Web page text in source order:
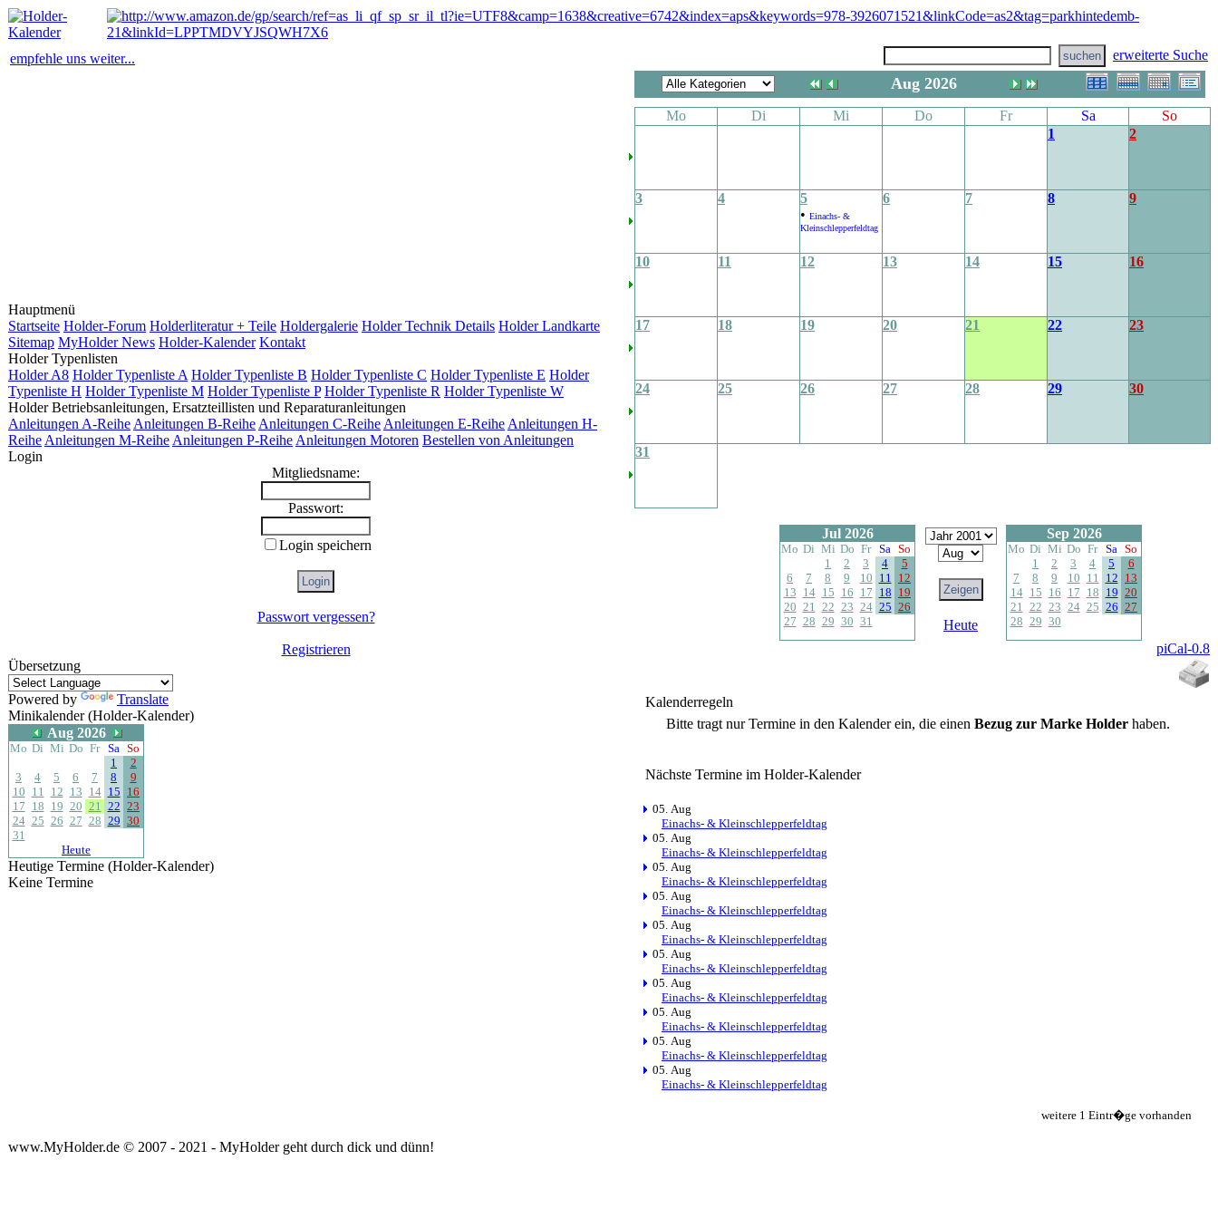
empfehle uns weiter... erweiterte Suche
Hauptmenü
Startseite Holder-Forum Holderliteratur + Teile Holdergalerie Holder Technik Details Holder Landkarte
Sitemap MyHolder News Holder-Kalender Kontakt
Holder Typenlisten
Holder A8 Holder Typenliste A Holder Typenliste B Holder Typenliste C Holder Typenliste E Holder
Typenliste H Holder Typenliste M Holder Typenliste P Holder Typenliste R Holder Typenliste W
Holder Betriebsanleitungen, Ersatzteillisten und Reparaturanleitungen
Anleitungen A-Reihe Anleitungen B-Reihe Anleitungen C-Reihe Anleitungen E-Reihe Anleitungen H-
Reihe Anleitungen M-Reihe Anleitungen P-Reihe Anleitungen Motoren Bestellen von Anleitungen
Login
Mitgliedsname:
Passwort:
Login speichern
Passwort vergessen?
Registrieren
Übersetzung
Powered by
Translate
Minikalender (Holder-Kalender)
Aug 2026
Mo Di Mi Do Fr Sa So
1
2
3
4 5 6 7 8
9
10 11 12 13 14 15 16
17 18 19 20 21 22 23
24 25 26 27 28 29 30
31
Heute
Heutige Termine (Holder-Kalender)
Keine Termine
Aug 2026
Mo Di Mi Do Fr Sa
So
1
2
3 4
5
• Einachs- &
Kleinschlepperfeldtag
6 7 8 9
10 11 12 13 14 15 16
17 18 19 20 21 22 23
24 25 26 27 28 29 30
31
Jul 2026
Mo Di Mi Do Fr Sa So
1
2 3 4
5
6
7 8 9 10 11 12
13 14 15 16 17 18 19
20 21 22 23 24 25 26
27 28 29 30 31 Heute
Sep 2026
Mo Di Mi Do Fr Sa So
1
2 3 4 5
6
7
8 9 10 11 12 13
14 15 16 17 18 19 20
21 22 23 24 25 26 27
28 29 30
piCal-0.8
Kalenderregeln
Bitte tragt nur Termine in den Kalender ein, die einen Bezug zur Marke Holderhaben.
Nächste Termine im Holder-Kalender
05. Aug
Einachs- & Kleinschlepperfeldtag
05. Aug
Einachs- & Kleinschlepperfeldtag
05. Aug
Einachs- & Kleinschlepperfeldtag
05. Aug
Einachs- & Kleinschlepperfeldtag
05. Aug
Einachs- & Kleinschlepperfeldtag
05. Aug
Einachs- & Kleinschlepperfeldtag
05. Aug
Einachs- & Kleinschlepperfeldtag
05. Aug
Einachs- & Kleinschlepperfeldtag
05. Aug
Einachs- & Kleinschlepperfeldtag
05. Aug
Einachs- & Kleinschlepperfeldtag
weitere 1 Eintr�ge vorhanden
www.MyHolder.de © 2007 - 2021 - MyHolder geht durch dick und dünn!